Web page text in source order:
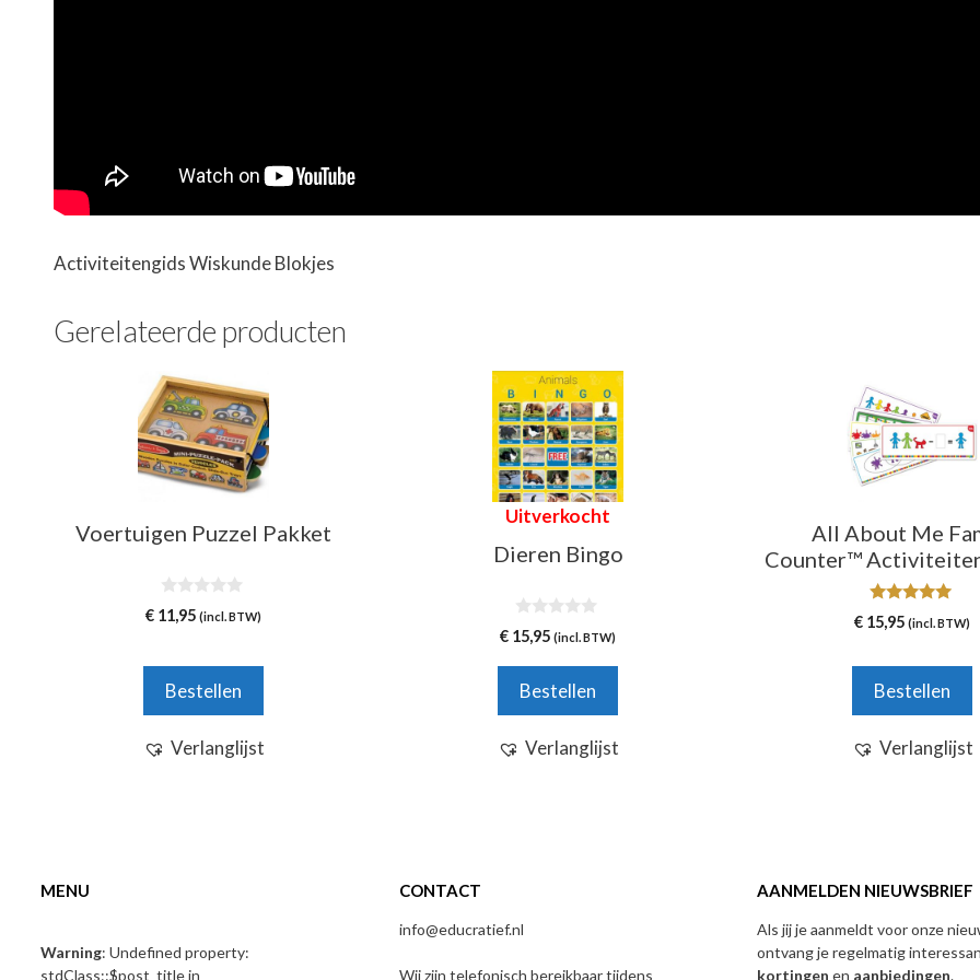
Activiteitengids Wiskunde Blokjes
Gerelateerde producten
Voertuigen Puzzel Pakket
0
v
5
€ 11,95 (incl. BTW)
Bestellen
Verlanglijst
Uitverkocht
Dieren Bingo
0
v
5
€ 15,95 (incl. BTW)
Bestellen
Verlanglijst
All About Me
Counter™
5.00
van 5
€ 15,95 (incl. BTW)
Bestellen
Verlanglijst
MENU
Warning: Undefined property:
stdClass::$post_title in
CONTACT
info@educratief.nl
Wij zijn telefonisch bereikbaar tijdens
AANMELDEN NIEUWSBRIEF
Als jij je aanmeldt voor onze
ontvang je regelmatig
kortingen en aanbiedingen.